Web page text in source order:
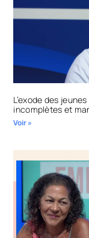
L’exode des
incomplètes et
Voir »